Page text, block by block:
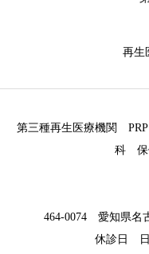
再生
第三種再生医療機関
科 保
464-0074 愛知県名
休診日 日